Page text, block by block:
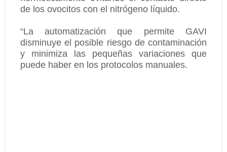
de los ovocitos con el nitrógeno líquido.
“La automatización que permite GAVI
disminuye el posible riesgo de contaminación
y minimiza las pequeñas variaciones que
puede haber en los protocolos manuales.